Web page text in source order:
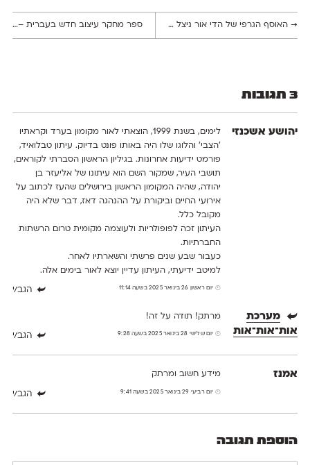
→האוסף הגרפי של הדי אור ניצל בנס בפגיעת הטיל הלבנוני ספר מחקר עיצוב חדש בעברית – מעבדה לטיפוגרפיה מולקולרית
3 תגובות
יהושע אשכנזי
לימים, בשנת 1999, הוצאתי לאור מקומון בערד וקראתיו
'הצבי' והלוגו שלו היה באותו פונט בדיוק. עיתון טבלואיד,
פורמט ידיעות אחרונות. בגיליון הראשון הסברתי לקוראים,
תושבי העיר, שמקור השם הוא עיתונו של אליעזר בן
יהודה, שהיה המקומון הראשון בירושלים שהעז לכתוב על
אירועי החיים וביקורת על ההנהגה דאז, דבר שלא היה
מקובל כלל.
העיתון זכה לפופולריות ולעוצמה מקומית טרום הרשתות
החברתיות.
כעבור שבע שנים פרשתי והשארתיו לאחר.
למיטב ידיעתי, העיתון עדיין יוצא לאור בימים אלה.
יום ראשון 26 בינואר 2025 בשעה 11:14 הגב/י
מערכת
אות־אות־אות
מרתק! תודה על זה!
יום שלישי 28 בינואר 2025 בשעה 9:28 הגב/י
אמנז מידע חשוב ומרתק
יום רביעי 29 בינואר 2025 בשעה 9:41 הגב/י
הוספת תגובה